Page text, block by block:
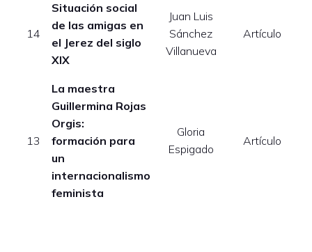
14
Situación social
de las amigas en
el Jerez del siglo
XIX
Juan Luis
Sánchez
Villanueva
Artículo
13
La maestra
Guillermina Rojas
Orgis:
formación para
un
internacionalismo
feminista
Gloria
Espigado
Artículo